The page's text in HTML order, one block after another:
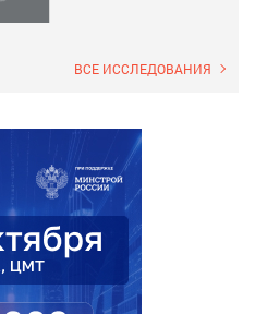
ВСЕ ИССЛЕДОВАНИЯ